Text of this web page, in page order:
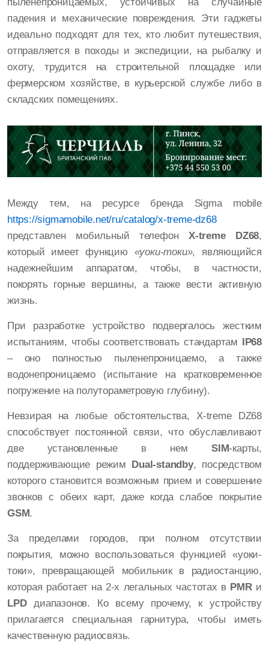
пыленепроницаемых, устойчивых на случайные
падения и механические повреждения. Эти гаджеты
идеально подходят для тех, кто любит путешествия,
отправляется в походы и экспедиции, на рыбалку и
охоту, трудится на строительной площадке или
фермерском хозяйстве, в курьерской службе либо в
складских помещениях.
Между тем, на ресурсе бренда Sigma mobile
https://sigmamobile.net/ru/catalog/x-treme-dz68
представлен мобильный телефонX-treme DZ68,
который имеет функцию «уоки-токи», являющийся
надежнейшим аппаратом, чтобы, в частности,
покорять горные вершины, а также вести активную
жизнь.
При разработке устройство подвергалось жестким
испытаниям, чтобы соответствовать стандартам
IP68
– оно полностью пыленепроницаемо, а также
водонепроницаемо (испытание на кратковременное
погружение на полутораметровую глубину).
Невзирая на любые обстоятельства, X-treme DZ68
способствует постоянной связи, что обуславливают
две установленные в нем SIM-карты,
поддерживающие режим
Dual-standby, посредством
которого становится возможным прием и совершение
звонков с обеих карт, даже когда слабое покрытие
GSM.
За пределами городов, при полном отсутствии
покрытия, можно воспользоваться функцией «уоки-
токи», превращающей мобильник в радиостанцию,
которая работает на 2-х легальных частотах в PMRи
LPDдиапазонов. Ко всему прочему, к устройству
прилагается специальная гарнитура, чтобы иметь
качественную радиосвязь.